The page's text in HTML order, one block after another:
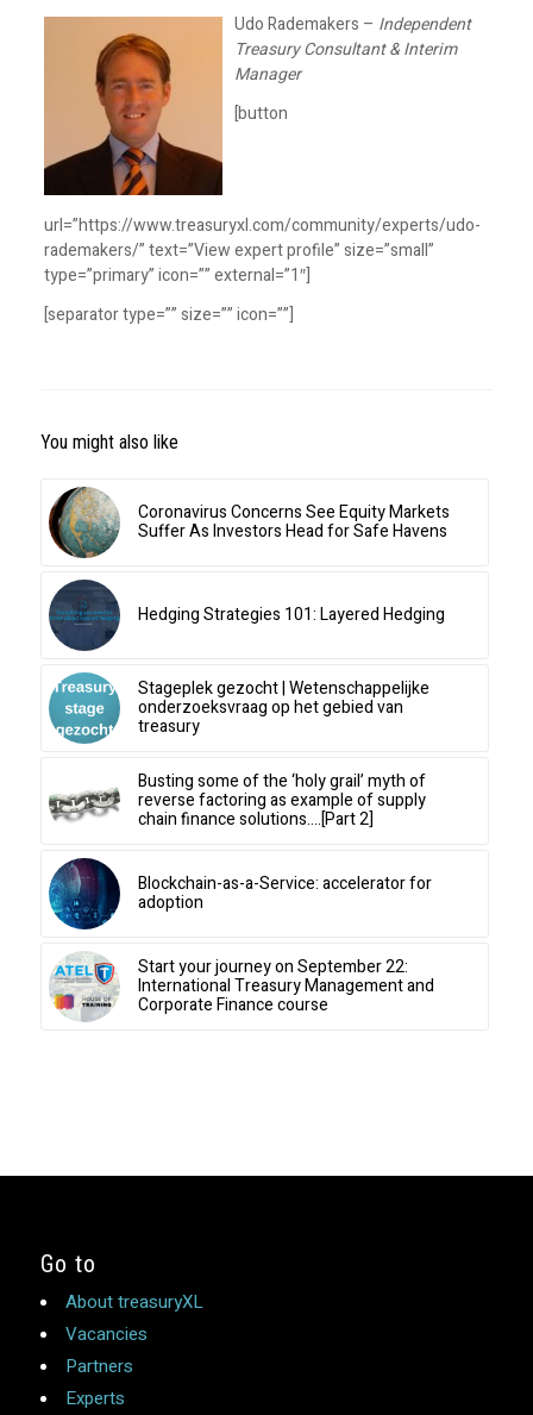
Udo Rademakers – Independent
Treasury Consultant & Interim
Manager
[button
url=”https://www.treasuryxl.com/community/experts/udo-
rademakers/” text=”View expert profile” size=”small”
type=”primary” icon=”” external=”1″]
[separator type=”” size=”” icon=””]
You might also like
Coronavirus Concerns See Equity Markets
Suffer As Investors Head for Safe Havens
Hedging Strategies 101: Layered Hedging
Stageplek gezocht | Wetenschappelijke
onderzoeksvraag op het gebied van
treasury
Busting some of the ‘holy grail’ myth of
reverse factoring as example of supply
chain finance solutions….[Part 2]
Blockchain-as-a-Service: accelerator for
adoption
Start your journey on September 22:
International Treasury Management and
Corporate Finance course
Go to
About treasuryXL
Vacancies
Partners
Experts